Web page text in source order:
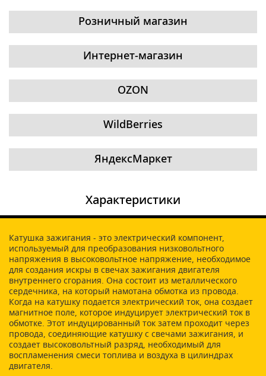
Розничный магазин
Интернет-магазин
OZON
WildBerries
ЯндексМаркет
Характеристики
Катушка зажигания - это электрический компонент,
используемый для преобразования низковольтного
напряжения в высоковольтное напряжение, необходимое
для создания искры в свечах зажигания двигателя
внутреннего сгорания. Она состоит из металлического
сердечника, на который намотана обмотка из провода.
Когда на катушку подается электрический ток, она создает
магнитное поле, которое индуцирует электрический ток в
обмотке. Этот индуцированный ток затем проходит через
провода, соединяющие катушку с свечами зажигания, и
создает высоковольтный разряд, необходимый для
воспламенения смеси топлива и воздуха в цилиндрах
двигателя.